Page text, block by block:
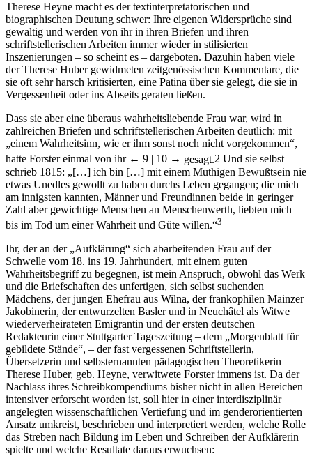
Die 1764 in Göttingen in einen Professorenhaushalt hineingeborene
Therese Heyne macht es der textinterpretatorischen und
biographischen Deutung schwer: Ihre eigenen Widersprüche sind
gewaltig und werden von ihr in ihren Briefen und ihren
schriftstellerischen Arbeiten immer wieder in stilisierten
Inszenierungen – so scheint es – dargeboten. Dazuhin haben viele
der Therese Huber gewidmeten zeitgenössischen Kommentare, die
sie oft sehr harsch kritisierten, eine Patina über sie gelegt, die sie in
Dass sie aber eine überaus wahrheitsliebende Frau war, wird in
zahlreichen Briefen und schriftstellerischen Arbeiten deutlich: mit
„einem Wahrheitsinn, wie er ihm sonst noch nicht vorgekommen“,
hatte Forster einmal von ihr← 9 |10 →gesagt.2Und sie selbst
schrieb 1815: „[…] ich bin […] mit einem Muthigen Bewußtsein nie
etwas Unedles gewollt zu haben durchs Leben gegangen; die mich
am innigsten kannten, Männer und Freundinnen beide in geringer
Zahl aber gewichtige Menschen an Menschenwerth, liebten mich
Ihr, der an der „Aufklärung“ sich abarbeitenden Frau auf der
Schwelle vom 18. ins 19. Jahrhundert, mit einem guten
Wahrheitsbegriff zu begegnen, ist mein Anspruch, obwohl das Werk
und die Briefschaften des unfertigen, sich selbst suchenden
Mädchens, der jungen Ehefrau aus Wilna, der frankophilen Mainzer
Jakobinerin, der entwurzelten Basler und in Neuchâtel als Witwe
wiederverheirateten Emigrantin und der ersten deutschen
Redakteurin einer Stuttgarter Tageszeitung – dem „Morgenblatt für
gebildete Stände“, – der fast vergessenen Schriftstellerin,
Übersetzerin und selbsternannten pädagogischen Theoretikerin
Therese Huber, geb. Heyne, verwitwete Forster immens ist. Da der
Nachlass ihres Schreibkompendiums bisher nicht in allen Bereichen
intensiver erforscht worden ist, soll hier in einer interdisziplinär
angelegten wissenschaftlichen Vertiefung und im genderorientierten
Ansatz umkreist, beschrieben und interpretiert werden, welche Rolle
das Streben nach Bildung im Leben und Schreiben der Aufklärerin